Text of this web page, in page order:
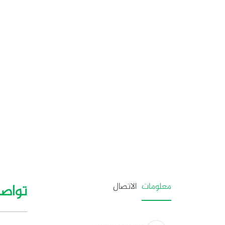
معلومات الاتصال